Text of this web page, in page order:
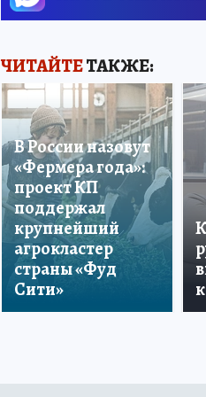
ЧИТАЙТЕТАКЖЕ:
В России назовут
«Фермера года»:
проект КП
поддержал
крупнейший
агрокластер
страны «Фуд
Сити»